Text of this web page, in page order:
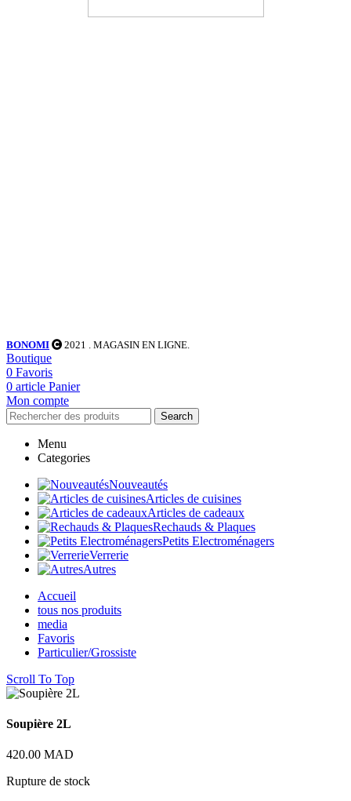
BONOMI 2021 . MAGASIN EN LIGNE.
Boutique
0 Favoris
0 article Panier
Mon compte
Search
Menu
Categories
Nouveautés
Articles de cuisines
Articles de cadeaux
Rechauds & Plaques
Petits Electroménagers
Verrerie
Autres
Accueil
tous nos produits
media
Favoris
Particulier/Grossiste
Scroll To Top
Soupière 2L
420.00 MAD
Rupture de stock